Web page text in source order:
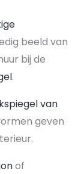
beeld van
bij de
.
van
geven
of